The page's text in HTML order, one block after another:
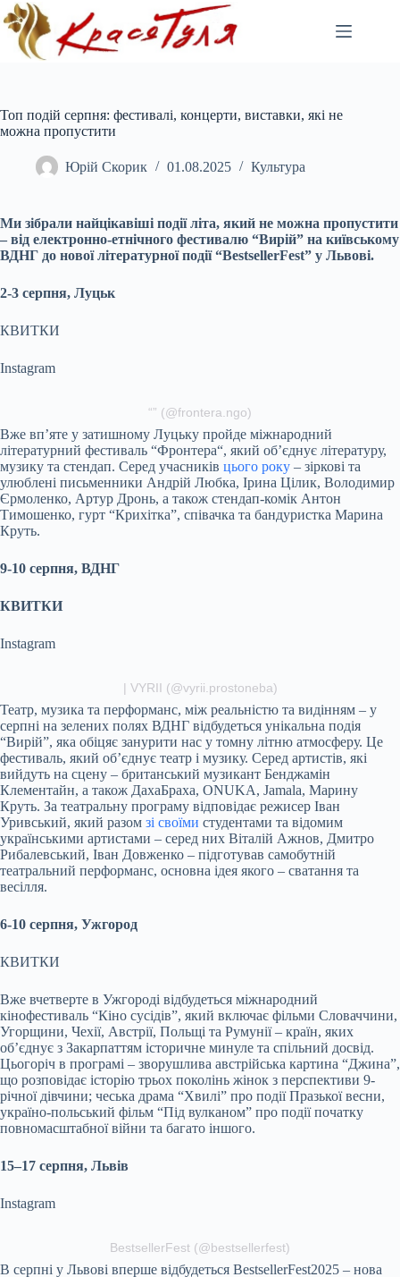
Перейти
до
вмісту
Топ подій серпня: фестивалі, концерти, виставки, які не
можна пропустити
Юрій Скорик 01.08.2025 Культура
Ми зібрали найцікавіші події літа, який не можна пропустити
– від електронно-етнічного фестивалю “Вирій” на київському
ВДНГ до нової літературної події “BestsellerFest” у Львові.
2-3 серпня, Луцьк
КВИТКИ
Instagram
“” (@frontera.ngo)
Вже вп’яте у затишному Луцьку пройде міжнародний
літературний фестиваль “Фронтера“, який об’єднує літературу,
музику та стендап. Серед учасників цього року – зіркові та
улюблені письменники Андрій Любка, Ірина Цілик, Володимир
Єрмоленко, Артур Дронь, а також стендап-комік Антон
Тимошенко, гурт “Крихітка”, співачка та бандуристка Марина
Круть.
9-10 серпня, ВДНГ
КВИТКИ
Instagram
| VYRII (@vyrii.prostoneba)
Театр, музика та перформанс, між реальністю та видінням – у
серпні на зелених полях ВДНГ відбудеться унікальна подія
“Вирій”, яка обіцяє занурити нас у томну літню атмосферу. Це
фестиваль, який об’єднує театр і музику. Серед артистів, які
вийдуть на сцену – британський музикант Бенджамін
Клементайн, а також ДахаБраха, ONUKA, Jamala, Марину
Круть. За театральну програму відповідає режисер Іван
Уривський, який разом зі своїми студентами та відомим
українськими артистами – серед них Віталій Ажнов, Дмитро
Рибалевський, Іван Довженко – підготував самобутній
театральний перформанс, основна ідея якого – сватання та
весілля.
6-10 серпня, Ужгород
КВИТКИ
Вже вчетверте в Ужгороді відбудеться міжнародний
кінофестиваль “Кіно сусідів”, який включає фільми Словаччини,
Угорщини, Чехії, Австрії, Польщі та Румунії – країн, яких
об’єднує з Закарпаттям історичне минуле та спільний досвід.
Цьогоріч в програмі – зворушлива австрійська картина “Джина”,
що розповідає історію трьох поколінь жінок з перспективи 9-
річної дівчини; чеська драма “Хвилі” про події Празької весни,
україно-польський фільм “Під вулканом” про події початку
повномасштабної війни та багато іншого.
15–17 серпня, Львів
Instagram
BestsellerFest (@bestsellerfest)
В серпні у Львові вперше відбудеться BestsellerFest2025 – нова